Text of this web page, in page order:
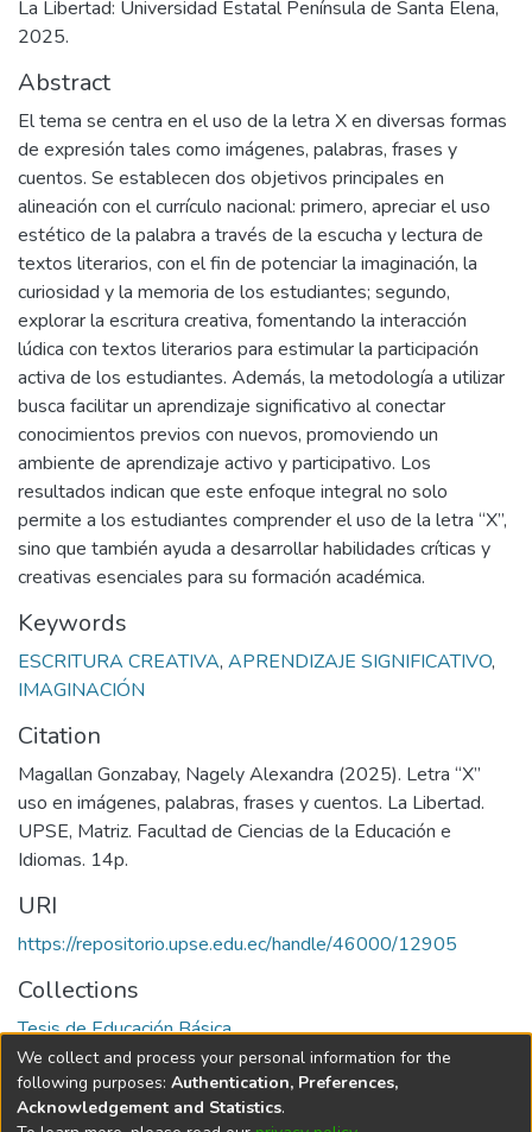
La Libertad: Universidad Estatal Península de Santa Elena,
2025.
Abstract
El tema se centra en el uso de la letra X en diversas formas
de expresión tales como imágenes, palabras, frases y
cuentos. Se establecen dos objetivos principales en
alineación con el currículo nacional: primero, apreciar el uso
estético de la palabra a través de la escucha y lectura de
textos literarios, con el fin de potenciar la imaginación, la
curiosidad y la memoria de los estudiantes; segundo,
explorar la escritura creativa, fomentando la interacción
lúdica con textos literarios para estimular la participación
activa de los estudiantes. Además, la metodología a utilizar
busca facilitar un aprendizaje significativo al conectar
conocimientos previos con nuevos, promoviendo un
ambiente de aprendizaje activo y participativo. Los
resultados indican que este enfoque integral no solo
permite a los estudiantes comprender el uso de la letra “X”,
sino que también ayuda a desarrollar habilidades críticas y
creativas esenciales para su formación académica.
Keywords
ESCRITURA CREATIVA, APRENDIZAJE SIGNIFICATIVO,
IMAGINACIÓN
Citation
Magallan Gonzabay, Nagely Alexandra (2025). Letra “X”
uso en imágenes, palabras, frases y cuentos. La Libertad.
UPSE, Matriz. Facultad de Ciencias de la Educación e
Idiomas. 14p.
URI
https://repositorio.upse.edu.ec/handle/46000/12905
Collections
Tesis de Educación Básica
Full item page
We collect and process your personal information for the
following purposes: Authentication, Preferences,
Acknowledgement and Statistics.